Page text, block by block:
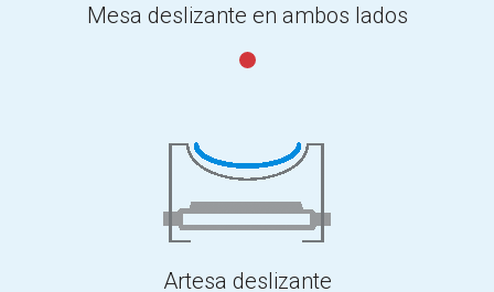
Mesa deslizante en ambos lados
Artesa deslizante